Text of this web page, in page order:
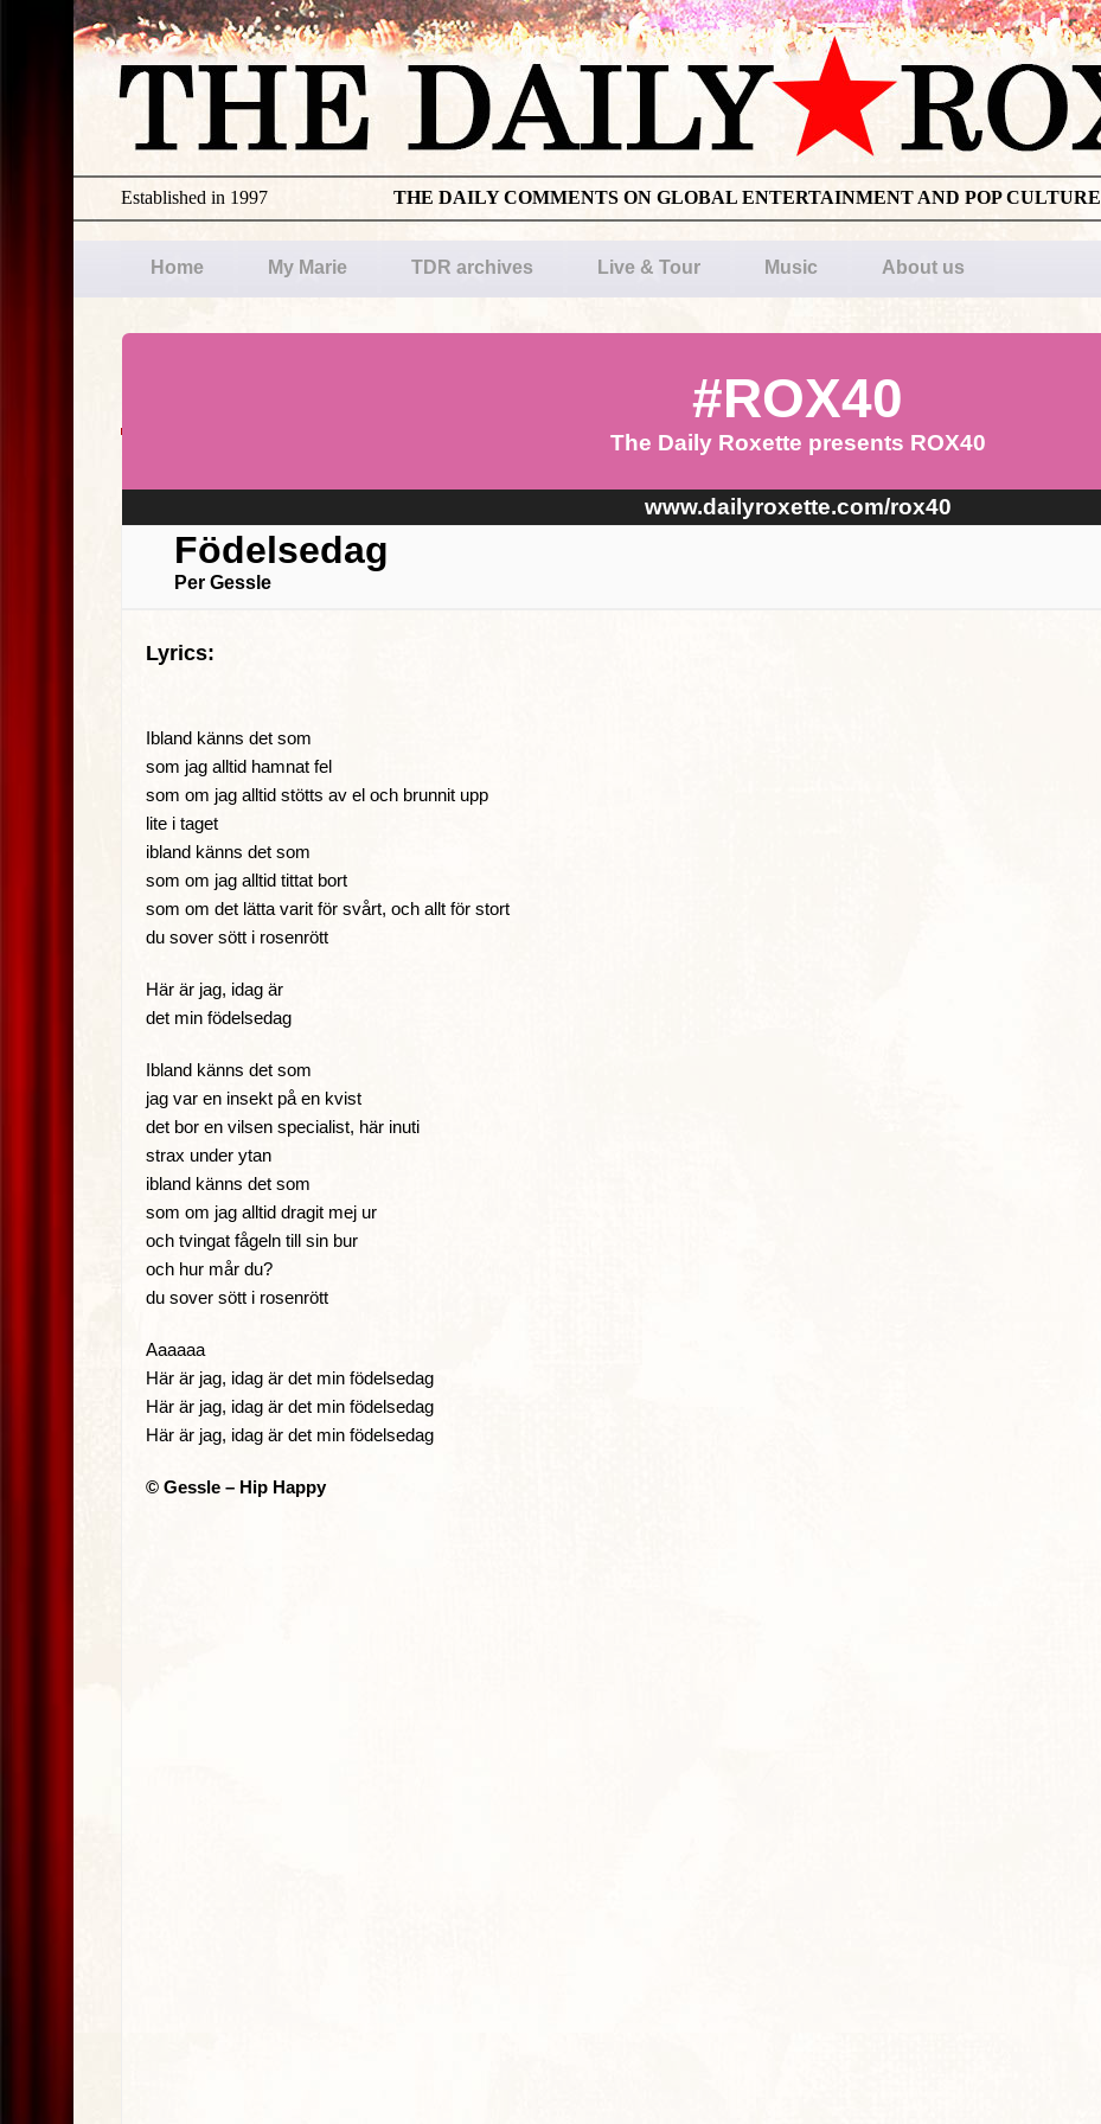
THE DAILY COMMENTS ON GLOBAL ENTERTAINMENT AND POP CULTURE
Established in 1997
Home My Marie TDR archives Live & Tour Music About us
#ROX40
The Daily Roxette presents ROX40
www.dailyroxette.com/rox40
Födelsedag
Per Gessle
Lyrics:
Ibland känns det som
som jag alltid hamnat fel
som om jag alltid stötts av el och brunnit upp
lite i taget
ibland känns det som
som om jag alltid tittat bort
som om det lätta varit för svårt, och allt för stort
du sover sött i rosenrött
Här är jag, idag är
det min födelsedag
Ibland känns det som
jag var en insekt på en kvist
det bor en vilsen specialist, här inuti
strax under ytan
ibland känns det som
som om jag alltid dragit mej ur
och tvingat fågeln till sin bur
och hur mår du?
du sover sött i rosenrött
Aaaaaa
Här är jag, idag är det min födelsedag
Här är jag, idag är det min födelsedag
Här är jag, idag är det min födelsedag
© Gessle – Hip Happy